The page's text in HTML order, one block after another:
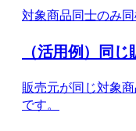
対象商品同士のみ
（活用例）同
販売元が同じ対象
です。